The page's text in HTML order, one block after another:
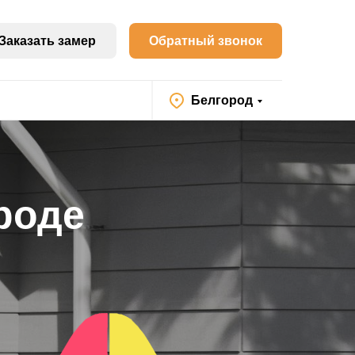
Обратный звонок
замер
Белгород